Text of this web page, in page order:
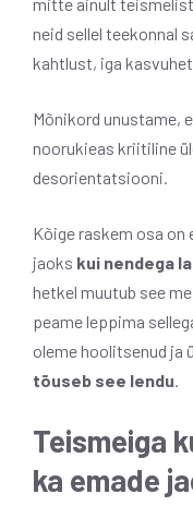
neid sellel teekonnal
kahtlust, iga
Mõnikord unustame,
noorukieas kriitiline
desorientatsiooni.
Kõige raskem osa on
jaoks kui nendega
hetkel muutub see
peame leppima
oleme hoolitsenud ja
tõuseb see lendu
Teismeiga
ka emade